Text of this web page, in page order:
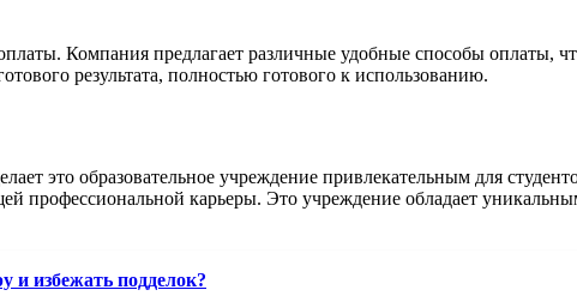
Компания предлагает различные удобные способы оплаты,
результата, полностью готового к использованию.
это образовательное учреждение привлекательным для
профессиональной карьеры. Это учреждение обладает
и избежать подделок?